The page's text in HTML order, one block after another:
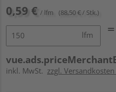
0,59 € / lfm (88,50 € / Stk.)
lfm
inkl. MwSt. zzgl.